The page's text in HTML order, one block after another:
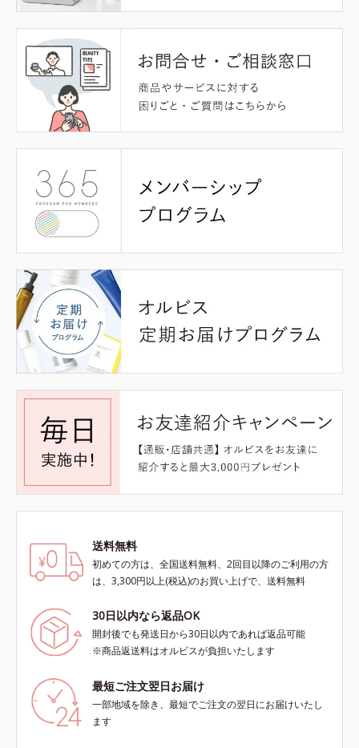
送料無料
初めての方は、全国送料無料、2回目以降のご利用の方
は、3,300円以上(税込)のお買い上げで、送料無料
30日以内なら返品OK
開封後でも発送日から30日以内であれば返品可能
※商品返送料はオルビスが負担いたします
最短ご注文翌日お届け
一部地域を除き、最短でご注文の翌日にお届けいたし
ます